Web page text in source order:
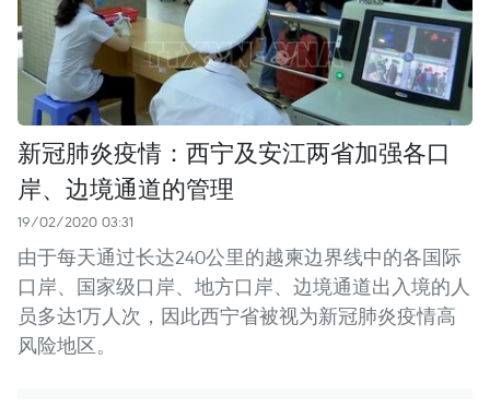
新冠肺炎疫情：西宁及安江两省加强各口
岸、边境通道的管理
19/02/2020 03:31
由于每天通过长达240公里的越柬边界线中的各国际
口岸、国家级口岸、地方口岸、边境通道出入境的人
员多达1万人次，因此西宁省被视为新冠肺炎疫情高
风险地区。